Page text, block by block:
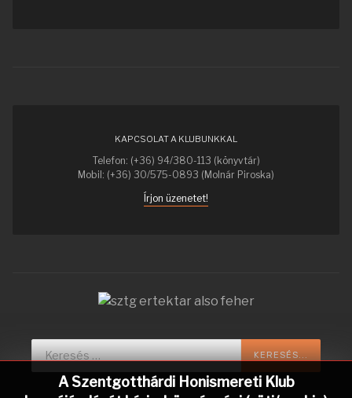
A Szentgotthárdi Honismereti Klub
KAPCSOLAT A KLUBUNKKAL
Telefon: (+36) 94/380-113 (könyvtár)
Mobil: (+36) 30/575-0893 (Molnár Piroska)
Írjon üzenetet!
Keresés...
KERESÉS...